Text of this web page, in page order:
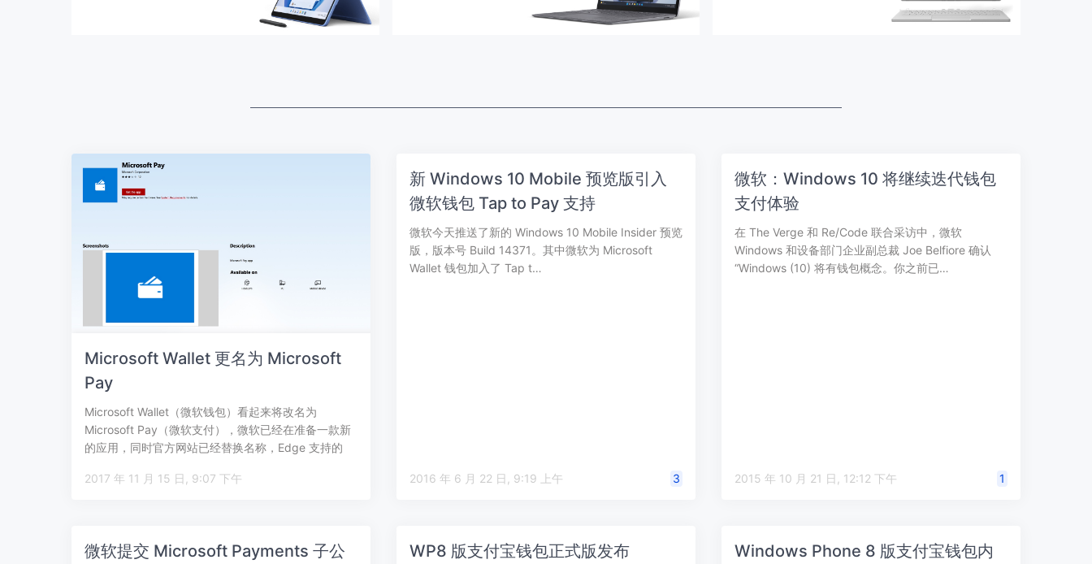
Microsoft Wallet 更名为 Microsoft
Pay
Microsoft Wallet（微软钱包）看起来将改名为
Microsoft Pay（微软支付），微软已经在准备一款新
的应用，同时官方网站已经替换名称，Edge 支持的
2017 年 11 月 15 日, 9:07 下午
新 Windows 10 Mobile 预览版引入
微软钱包 Tap to Pay 支持
微软今天推送了新的 Windows 10 Mobile Insider 预览
版，版本号 Build 14371。其中微软为 Microsoft
Wallet 钱包加入了 Tap t…
2016 年 6 月 22 日, 9:19 上午 3
微软：Windows 10 将继续迭代钱包
支付体验
在 The Verge 和 Re/Code 联合采访中，微软
Windows 和设备部门企业副总裁 Joe Belfiore 确认
“Windows (10) 将有钱包概念。你之前已…
2015 年 10 月 21 日, 12:12 下午 1
微软提交 Microsoft Payments 子公
WP8 版支付宝钱包正式版发布
Windows Phone 8 版支付宝钱包内